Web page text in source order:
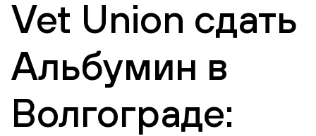
Vet Union сдать
Альбумин в
Волгограде: